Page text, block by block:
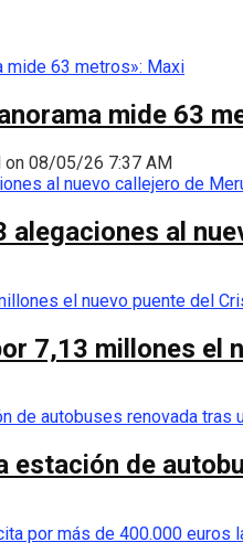
mide 63
08/05/26 7:37 AM
alegaciones al
7,13 millones el
estación de